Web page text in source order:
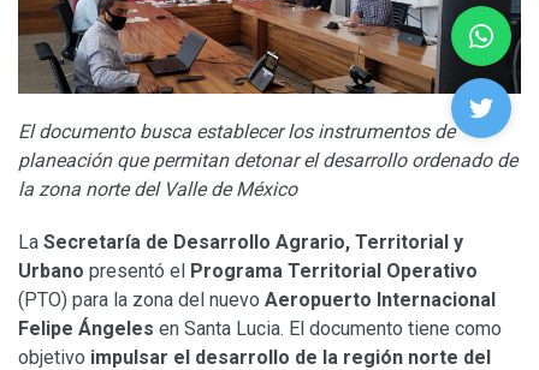
El documento busca establecer los instrumentos de
planeación que permitan detonar el desarrollo ordenado de
la zona norte del Valle de México
La Secretaría de Desarrollo Agrario, Territorial y
Urbano presentó el Programa Territorial Operativo
(PTO) para la zona del nuevo Aeropuerto Internacional
Felipe Ángeles en Santa Lucia. El documento tiene como
objetivo impulsar el desarrollo de la región norte del